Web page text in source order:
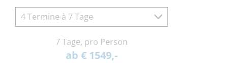
4 Termine à 7 Tage
7 Tage, pro Person
ab € 1549,-